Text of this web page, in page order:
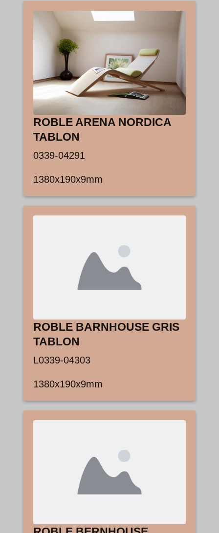
ROBLE ARENA NORDICA
TABLON
0339-04291
1380x190x9mm
ROBLE BARNHOUSE GRIS
TABLON
L0339-04303
1380x190x9mm